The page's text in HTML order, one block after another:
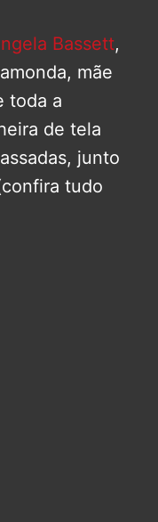
Bassett,
mãe
toda a
de tela
junto
tudo